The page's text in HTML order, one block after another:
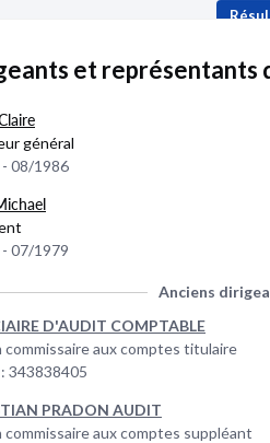
et représentants
général
- 08/1986
07/1979
Anciens
D'AUDIT COMPTABLE
commissaire aux comptes titulaire
343838405
PRADON AUDIT
commissaire aux comptes suppléant